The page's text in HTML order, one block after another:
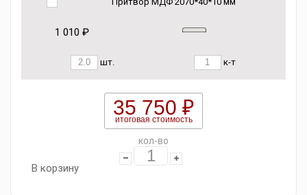
1 010 ₽
шт. к-т
35 750 ₽
итоговая стоимость
кол-во
В корзину